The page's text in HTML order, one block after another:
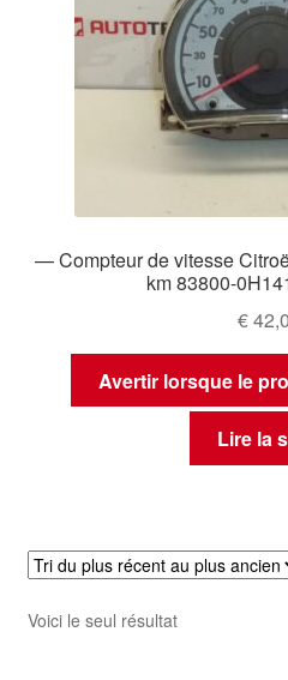
— Compteur de vitesse
km 83800-
€
Avertir lorsque le
Lire la
Voici le seul résultat